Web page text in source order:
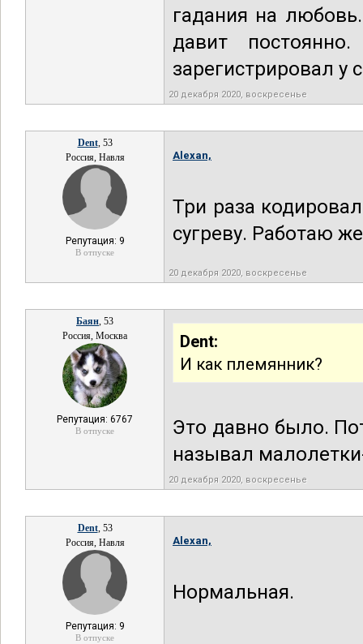
гадания на
давит
зарегистрировал у
20 декабря 2020, воскресенье
Dent, 53
Россия, Навля
Репутация: 9
В отпуске
Alexan,
Три раза
сугреву. Работаю
20 декабря 2020, воскресенье
Баян, 53
Россия, Москва
Репутация: 6767
В отпуске
Dent:
И как племянник?
Это давно было.
называл
20 декабря 2020, воскресенье
Dent, 53
Россия, Навля
Репутация: 9
В отпуске
Alexan,
Нормальная.